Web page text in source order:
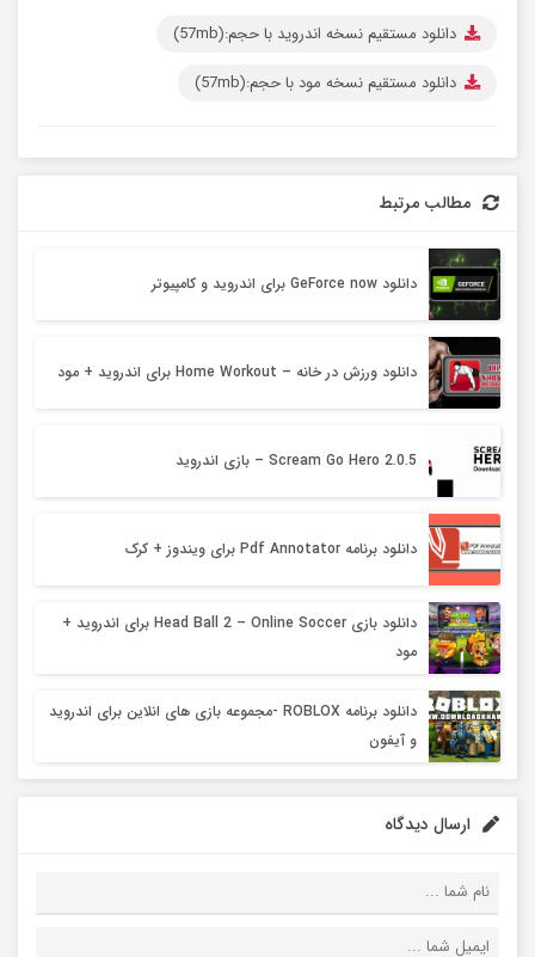
دانلود مستقیم نسخه اندروید با حجم:(57mb)
دانلود مستقیم نسخه مود با حجم:(57mb)
مطالب مرتبط
دانلود GeForce now برای اندروید و کامپیوتر
دانلود ورزش در خانه – Home Workout برای اندروید + مود
Scream Go Hero 2.0.5 – بازی اندروید
دانلود برنامه Pdf Annotator برای ویندوز + کرک
دانلود بازی Head Ball 2 – Online Soccer برای اندروید +
مود
دانلود برنامه ROBLOX -مجموعه بازی های انلاین برای اندروید
و آیفون
ارسال دیدگاه